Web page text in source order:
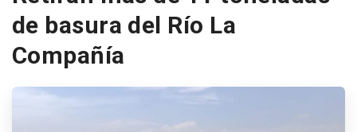
de basura del Río La
Compañía